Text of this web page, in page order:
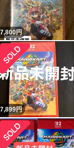
いね！
7,800円
7,899円